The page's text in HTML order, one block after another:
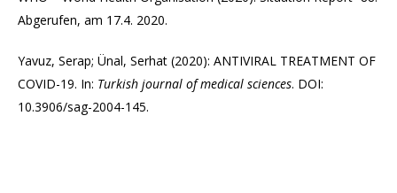
Abgerufen, am 17.4. 2020.
Yavuz, Serap; Ünal, Serhat (2020): ANTIVIRAL TREATMENT OF
COVID-19. In: Turkish journal of medical sciences. DOI:
10.3906/sag-2004-145.